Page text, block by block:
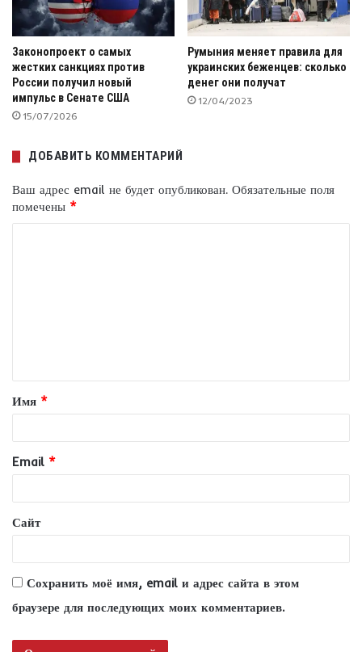
Законопроект о самых
жестких санкциях против
России получил новый
импульс в Сенате США
15/07/2026
Румыния меняет правила для
украинских беженцев: сколько
денег они получат
12/04/2023
ДОБАВИТЬ КОММЕНТАРИЙ
Ваш адрес email не будет опубликован. Обязательные поля
помечены *
т
а
и
й
*
Имя *
Email *
Сайт
Сохранить моё имя, email и адрес сайта в этом
браузере для последующих моих комментариев.